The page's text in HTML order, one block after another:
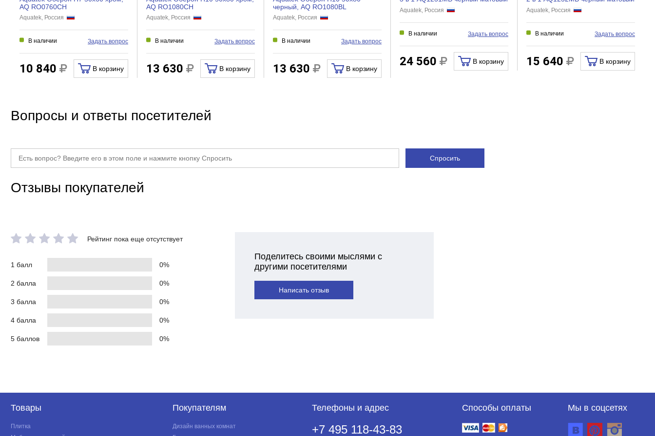
AQ RO0760CH
Aquatek, Россия
В наличии Задать вопрос
10 840 В корзину
AQ RO1080CH
Aquatek, Россия
В наличии Задать вопрос
13 630 В корзину
черный, AQ RO1080BL
Aquatek, Россия
В наличии Задать вопрос
13 630 В корзину
Aquatek, Россия
В наличии Задать вопрос
24 560 В корзину
Aquatek, Россия
В наличии Задать вопрос
15 640 В корзину
Вопросы и ответы посетителей
Спросить
Отзывы покупателей
Рейтинг пока еще отсутствует
1 балл 0%
2 балла 0%
3 балла 0%
4 балла 0%
5 баллов 0%
Поделитесь своими мыслями с
другими посетителями
Написать отзыв
Товары
Плитка
Покупателям
Дизайн ванных комнат
Телефоны и адрес
+7 495 118-43-83
Способы оплаты Мы в соцсетях